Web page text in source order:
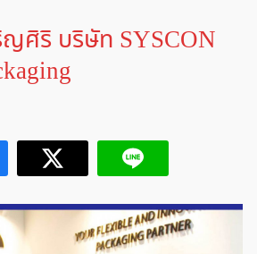
ศิริ บริษัท SYSCON